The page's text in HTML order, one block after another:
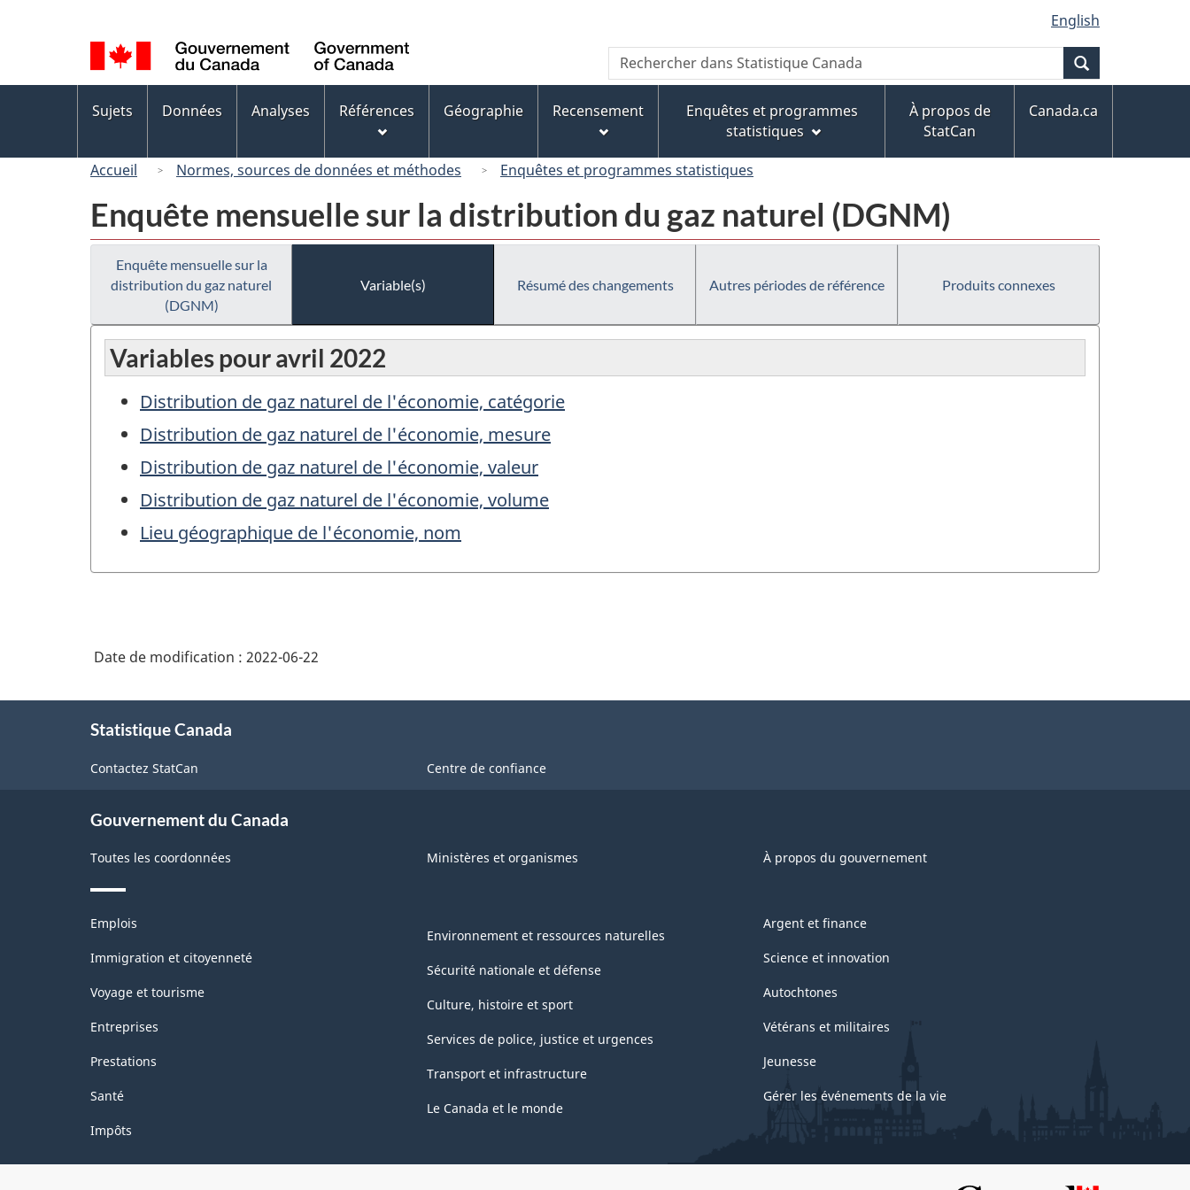
au
contenu
principal
« À
propos
de
ce
version
HTML
simplifiée
de
la
langue
English
Canada
Recherche
Rechercher
dans
Canada
des
Sujets Données Analyses Références Géographie Recensement
Enquêtes et programmes
statistiques
À propos de
StatCan
Canada.ca
Accueil Normes, sources de données et méthodes Enquêtes et programmes statistiques
Enquête mensuelle sur la distribution du gaz naturel (DGNM)
Enquête mensuelle sur la
distribution du gaz naturel
(DGNM)
Variable(s) Résumé des changements Autres périodes de référence Produits connexes
Variables pour avril 2022
Distribution de gaz naturel de l'économie, catégorie
Distribution de gaz naturel de l'économie, mesure
Distribution de gaz naturel de l'économie, valeur
Distribution de gaz naturel de l'économie, volume
Lieu géographique de l'économie, nom
Date de modification : 2022-06-22
Statistique Canada
Contactez StatCan Centre de confiance
Gouvernement du Canada
Toutes les coordonnées Ministères et organismes À propos du gouvernement
Thèmes
sujets
Emplois
Immigration et citoyenneté
Voyage et tourisme
Entreprises
Prestations
Santé
Impôts
Environnement et ressources naturelles
Sécurité nationale et défense
Culture, histoire et sport
Services de police, justice et urgences
Transport et infrastructure
Le Canada et le monde
Argent et finance
Science et innovation
Autochtones
Vétérans et militaires
Jeunesse
Gérer les événements de la vie